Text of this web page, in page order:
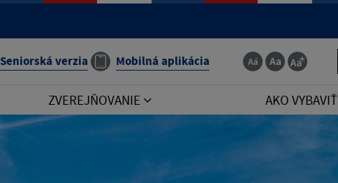
Seniorská verzia Mobilná aplikácia
ZVEREJŇOVANIE AKO VYBAVIŤ